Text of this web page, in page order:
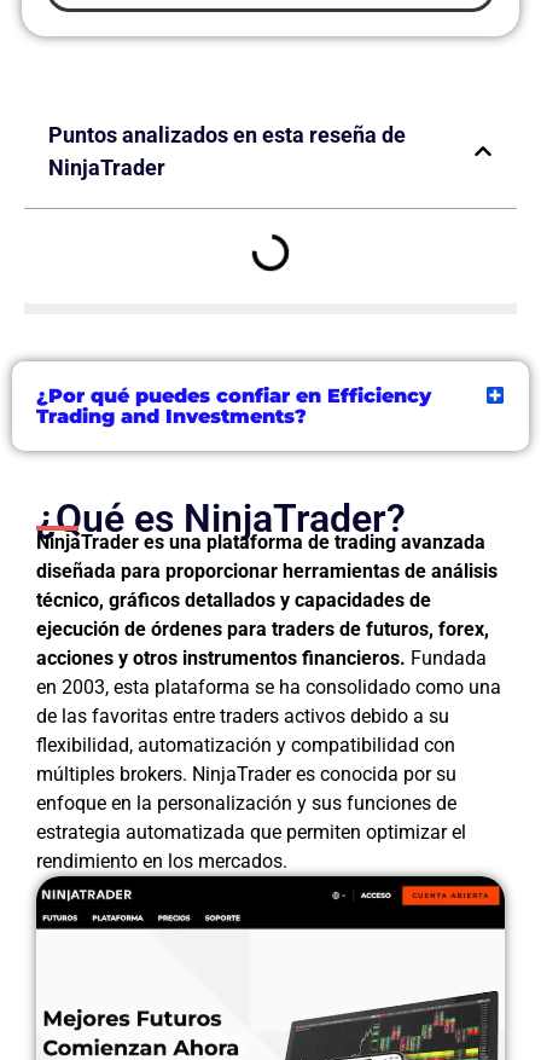
Puntos analizados en esta reseña de
NinjaTrader
¿Por qué puedes confiar en Efficiency
Trading and Investments?
¿Qué es NinjaTrader?
NinjaTrader es una plataforma de trading avanzada
diseñada para proporcionar herramientas de análisis
técnico, gráficos detallados y capacidades de
ejecución de órdenes para traders de futuros, forex,
acciones y otros instrumentos financieros. Fundada
en 2003, esta plataforma se ha consolidado como una
de las favoritas entre traders activos debido a su
flexibilidad, automatización y compatibilidad con
múltiples brokers. NinjaTrader es conocida por su
enfoque en la personalización y sus funciones de
estrategia automatizada que permiten optimizar el
rendimiento en los mercados.